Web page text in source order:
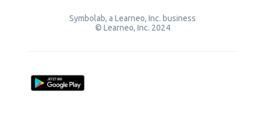
Symbolab, a Learneo, Inc. business
© Learneo, Inc. 2024